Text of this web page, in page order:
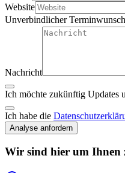
Website
Unverbindlicher Terminwunsch
Nachricht
Ich möchte zukünftig Updates
Ich habe die
Analyse anfordern
Wir sind hier um Ihnen